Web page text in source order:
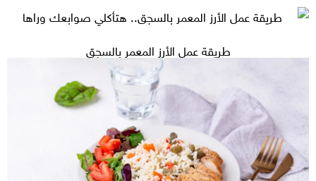
طريقة عمل الأرز المعمر بالسجق